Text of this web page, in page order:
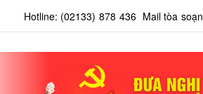
Hotline: (02133) 878 436 Mail tòa soạn